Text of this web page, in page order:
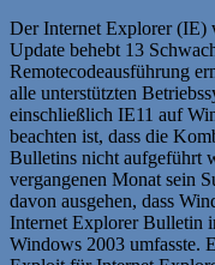
Der Internet Explorer (IE)
Update behebt 13
Remotecodeausführung
alle unterstützten
einschließlich IE11 auf
beachten ist, dass die
Bulletins nicht aufgeführt
vergangenen Monat sein
davon ausgehen, dass
Internet Explorer Bulletin
Windows 2003 umfasste.